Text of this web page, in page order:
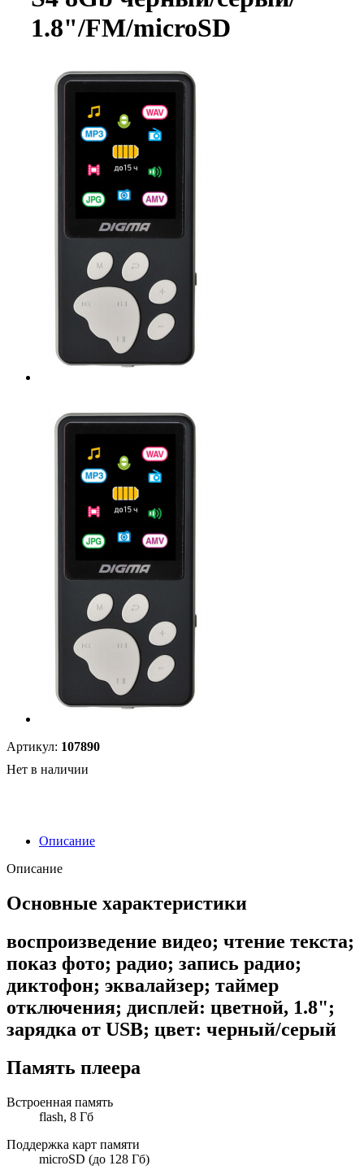
1.8"/FM/microSD
Артикул: 107890
Нет в наличии
Описание
Описание
Основные характеристики
воспроизведение видео; чтение текста;
показ фото; радио; запись радио;
диктофон; эквалайзер; таймер
отключения; дисплей: цветной, 1.8";
зарядка от USB; цвет: черный/серый
Память плеера
Встроенная память
flash, 8 Гб
Поддержка карт памяти
microSD (до 128 Гб)